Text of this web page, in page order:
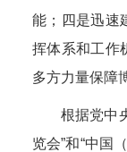
能；四是迅速
挥体系和工作
多方力量保障
根据党中
览会”和“中国